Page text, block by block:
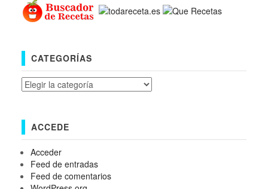
CATEGORÍAS
Categorías
ACCEDE
Acceder
Feed de entradas
Feed de comentarios